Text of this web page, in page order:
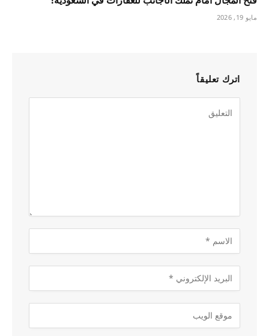
مايو 19, 2026
اترك تعليقاً